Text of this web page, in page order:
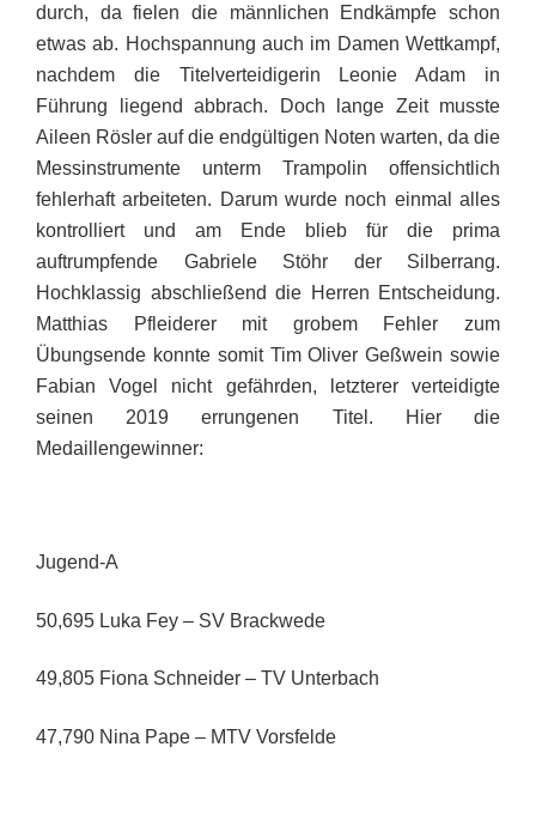
durch, da fielen die männlichen Endkämpfe schon
etwas ab. Hochspannung auch im Damen Wettkampf,
nachdem die Titelverteidigerin Leonie Adam in
Führung liegend abbrach. Doch lange Zeit musste
Aileen Rösler auf die endgültigen Noten warten, da die
Messinstrumente unterm Trampolin offensichtlich
fehlerhaft arbeiteten. Darum wurde noch einmal alles
kontrolliert und am Ende blieb für die prima
auftrumpfende Gabriele Stöhr der Silberrang.
Hochklassig abschließend die Herren Entscheidung.
Matthias Pfleiderer mit grobem Fehler zum
Übungsende konnte somit Tim Oliver Geßwein sowie
Fabian Vogel nicht gefährden, letzterer verteidigte
seinen 2019 errungenen Titel. Hier die
Medaillengewinner:
Jugend-A
50,695 Luka Fey – SV Brackwede
49,805 Fiona Schneider – TV Unterbach
47,790 Nina Pape – MTV Vorsfelde